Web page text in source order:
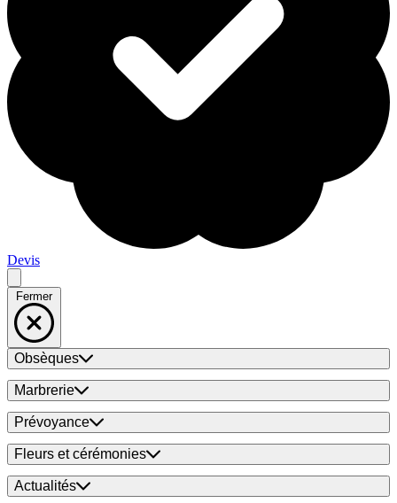
Devis
Fermer
Obsèques
Marbrerie
Prévoyance
Fleurs et cérémonies
Actualités